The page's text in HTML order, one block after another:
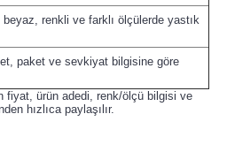
renkli ve farklı ölçülerde yastık
paket ve sevkiyat bilgisine göre
fiyat, ürün adedi, renk/ölçü bilgisi ve
hızlıca paylaşılır.